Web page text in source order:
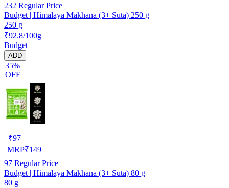
232 Regular Price
Budget | Himalaya Makhana (3+ Suta) 250 g
250 g
₹92.8/100g
Budget
ADD
35%
OFF
₹97
MRP₹149
97 Regular Price
Budget | Himalaya Makhana (3+ Suta) 80 g
80 g